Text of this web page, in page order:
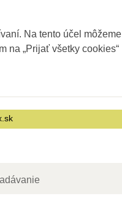
Na tento účel môžeme
na „Prijať všetky cookies“